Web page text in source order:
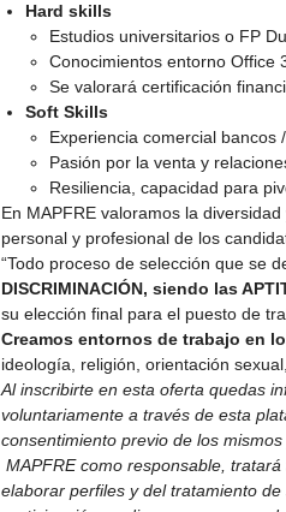
Hard skills
Estudios universitarios o FP
Conocimientos entorno Office
Se valorará certificación
Soft Skills
Experiencia comercial bancos
Pasión por la venta y
Resiliencia, capacidad para
En MAPFRE valoramos la
personal y profesional de los
“Todo proceso de selección que se
DISCRIMINACIÓN, siendo las
su elección final para el puesto de
Creamos entornos de trabajo en
ideología, religión, orientación
Al inscribirte en esta oferta quedas
voluntariamente a través de esta
consentimiento previo de los
MAPFRE como responsable,
elaborar perfiles y del tratamiento